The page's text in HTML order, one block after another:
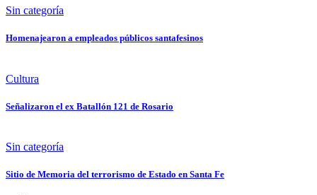
Sin categoría
Homenajearon a empleados públicos santafesinos
Cultura
Señalizaron el ex Batallón 121 de Rosario
Sin categoría
Sitio de Memoria del terrorismo de Estado en Santa Fe